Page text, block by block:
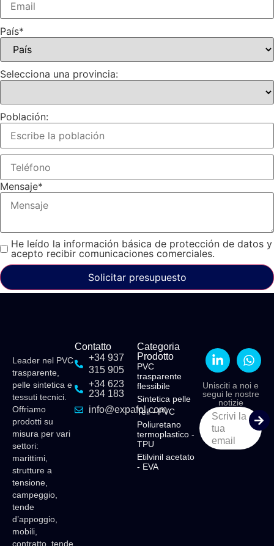
País*
Selecciona una provincia:
Población:
Mensaje*
He leído la información básica de protección de datos y
acepto recibir comunicaciones comerciales.
Solicitar presupuesto
Leader nel PVC
trasparente,
pelle sintetica e
tessuti tecnici.
Offriamo
prodotti su
misura per vari
settori:
marittimi,
strutture a
tensione,
campeggio,
tende
d’appoggio,
mobili,
contratto, tende
Contatto
+34 937
315 905
+34 623
234 183
info@expafol.com
Categoria
Prodotto
PVC
trasparente
flessibile
Sintetica pelle
Teli - PVC
Poliuretano
termoplastico -
TPU
Etilvinil acetato
- EVA
Unisciti a noi e
segui le nostre
notizie
Scrivi la
tua
email